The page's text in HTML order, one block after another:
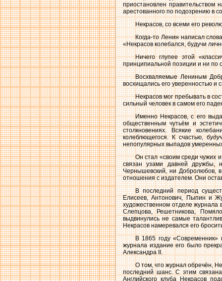
приостановлен правительством
арестованного по подозрению в
Некрасов, со всеми его
Когда-то Ленин написал
«Некрасов колебался, будучи
Ничего глупее этой
принципиальной позиции и ни по
Восхваляемые Лениным
восхищались его уверенностью и
Некрасов мог пребывать в
сильный человек в самом его
Именно Некрасов, с его
общественным чутьём и
столкновениях. Всякие
колеблющегося. К счастью,
непопулярных выпадов
Он стал «своим среди чужих
связан узами давней дружбы,
Чернышевский, ни Добролюбов,
отношения с издателем. Они
В последний период
Елисеев, Антонович, Пыпин и
художественном отделе журнала
Слепцова, Решетникова,
выдвинулись не самые
Некрасов намеревался его
В 1865 году «Современник»
журнала издание его было
Александра II.
О том, что журнал обречён,
последний шанс. С этим
Английского клуба Некрасов